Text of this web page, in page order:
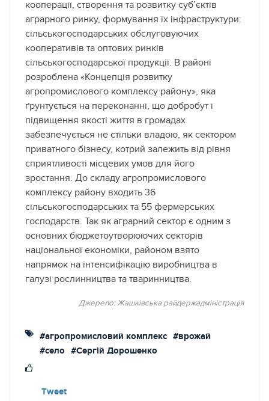
кооперації, створення та розвитку суб’єктів
аграрного ринку, формування їх інфраструктури:
сільськогосподарських обслуговуючих
кооперативів та оптових ринків
сільськогосподарської продукції. В районі
розроблена «Концепція розвитку
агропромислового комплексу району», яка
ґрунтується на переконанні, що добробут і
підвищення якості життя в громадах
забезпечується не стільки владою, як сектором
приватного бізнесу, котрий залежить від рівня
сприятливості місцевих умов для його
зростання. До складу агропромислового
комплексу району входить 36
сільськогосподарських та 55 фермерських
господарств. Так як аграрний сектор є одним з
основних бюджетоутворюючих секторів
національної економіки, районом взято
напрямок на інтенсифікацію виробництва в
галузі рослинництва та тваринництва.
Джерело: Жашківська райдержадміністрація
#агропромисловий комплекс #врожай
#село
#Сергій Дорошенко
Tweet